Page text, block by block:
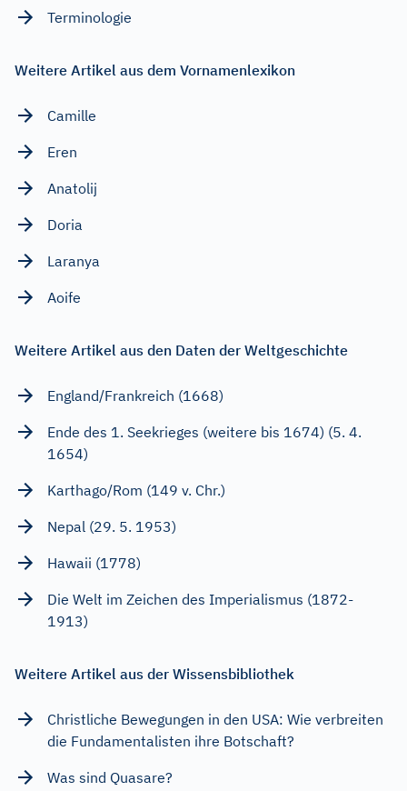
Terminologie
Weitere Artikel aus dem Vornamenlexikon
Camille
Eren
Anatolij
Doria
Laranya
Aoife
Weitere Artikel aus den Daten der Weltgeschichte
England/Frankreich (1668)
Ende des 1. Seekrieges (weitere bis 1674) (5. 4.
1654)
Karthago/Rom (149 v. Chr.)
Nepal (29. 5. 1953)
Hawaii (1778)
Die Welt im Zeichen des Imperialismus (1872-
1913)
Weitere Artikel aus der Wissensbibliothek
Christliche Bewegungen in den USA: Wie verbreiten
die Fundamentalisten ihre Botschaft?
Was sind Quasare?